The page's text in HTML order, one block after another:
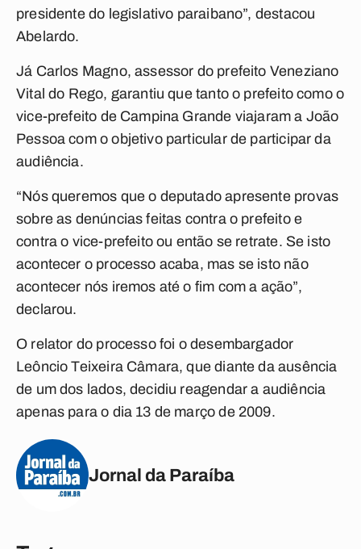
presidente do legislativo paraibano”, destacou
Abelardo.
Já Carlos Magno, assessor do prefeito Veneziano
Vital do Rego, garantiu que tanto o prefeito como o
vice-prefeito de Campina Grande viajaram a João
Pessoa com o objetivo particular de participar da
audiência.
“Nós queremos que o deputado apresente provas
sobre as denúncias feitas contra o prefeito e
contra o vice-prefeito ou então se retrate. Se isto
acontecer o processo acaba, mas se isto não
acontecer nós iremos até o fim com a ação”,
declarou.
O relator do processo foi o desembargador
Leôncio Teixeira Câmara, que diante da ausência
de um dos lados, decidiu reagendar a audiência
apenas para o dia 13 de março de 2009.
Jornal da Paraíba